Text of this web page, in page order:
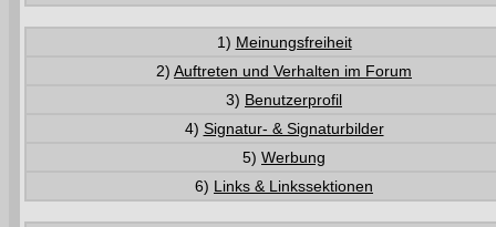
1) Meinungsfreiheit
2) Auftreten und Verhalten im Forum
3) Benutzerprofil
4) Signatur- & Signaturbilder
5) Werbung
6) Links & Linkssektionen